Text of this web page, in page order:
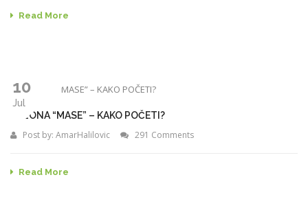
Read More
10
Jul
SEZONA “MASE” – KAKO POČETI?
Post by: AmarHalilovic 291 Comments
Read More